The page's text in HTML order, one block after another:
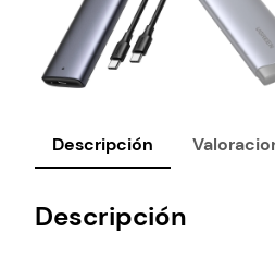
Descripción
Descripción